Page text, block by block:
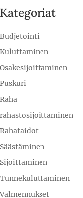
Kategoriat
Budjetointi
Kuluttaminen
Osakesijoittaminen
Puskuri
Raha
rahastosijoittaminen
Rahataidot
Säästäminen
Sijoittaminen
Tunnekuluttaminen
Valmennukset